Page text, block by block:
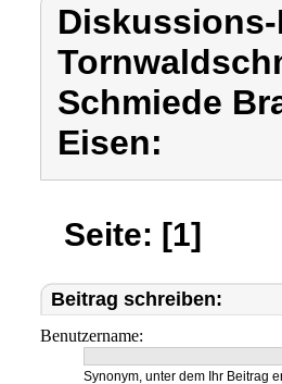
Schmiede
Eisen:
Seite: [1]
Beitrag schreiben:
Benutzername:
Synonym, unter dem Ihr Beitrag